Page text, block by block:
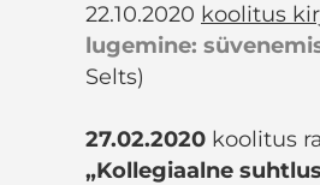
22.10.2020 koolitus
lugemine:
Selts)
27.02.2020 koolitus
„Kollegiaalne